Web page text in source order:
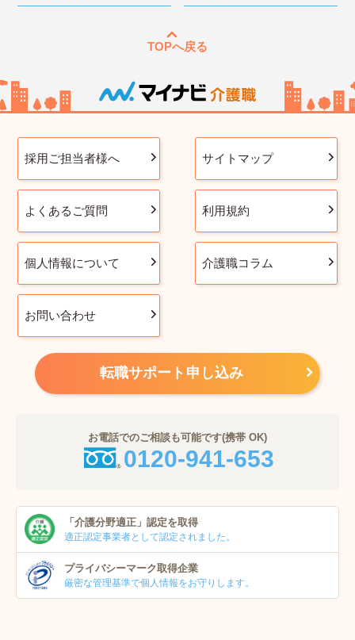
TOPへ戻る
採用ご担当者様へ サイトマップ
よくあるご質問 利用規約
個人情報について 介護職コラム
お問い合わせ
転職サポート申し込み
お電話でのご相談も可能です(携帯 OK)
0120-941-653
「介護分野適正」 認定を取得
適正認定事業者として認定されました。
プライバシーマーク取得企業
厳密な管理基準で個人情報をお守りします。